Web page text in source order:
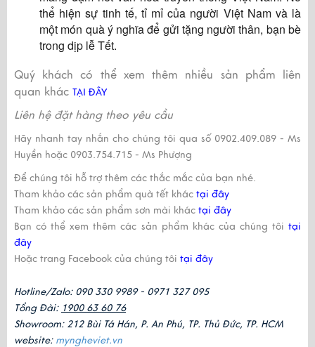
thể hiện sự tinh tế, tỉ mỉ của người Việt Nam và là
một món quà ý nghĩa để gửi tặng người thân, bạn bè
trong dịp lễ Tết.
Quý khách có thể xem thêm nhiều sản phẩm liên
quan khác TẠI ĐÂY
Liên hệ đặt hàng theo yêu cầu
Hãy nhanh tay nhắn cho chúng tôi qua số 0902.409.089 - Ms
Huyền hoặc 0903.754.715 - Ms Phượng
Để chúng tôi hỗ trợ thêm các thắc mắc của bạn nhé.
Tham khảo các sản phẩm quà tết khác tại đây
Tham khảo các sản phẩm sơn mài khác tại đây
Bạn có thể xem thêm các sản phẩm khác của chúng tôi tại
đây
Hoặc trang Facebook của chúng tôi tại đây
Hotline/Zalo: 090 330 9989 - 0971 327 095
Tổng Đài: 1900 63 60 76
Showroom: 212 Bùi Tá Hán, P. An Phú, TP. Thủ Đức, TP. HCM
website: myngheviet.vn